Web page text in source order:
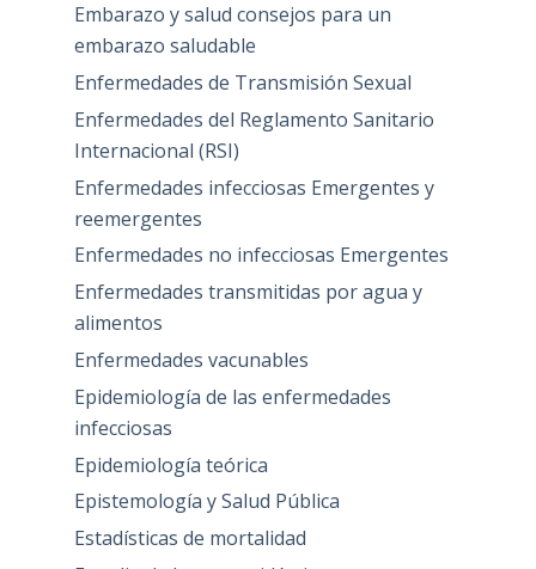
Embarazo y salud consejos para un
embarazo saludable
Enfermedades de Transmisión Sexual
Enfermedades del Reglamento Sanitario
Internacional (RSI)
Enfermedades infecciosas Emergentes y
reemergentes
Enfermedades no infecciosas Emergentes
Enfermedades transmitidas por agua y
alimentos
Enfermedades vacunables
Epidemiología de las enfermedades
infecciosas
Epidemiología teórica
Epistemología y Salud Pública
Estadísticas de mortalidad